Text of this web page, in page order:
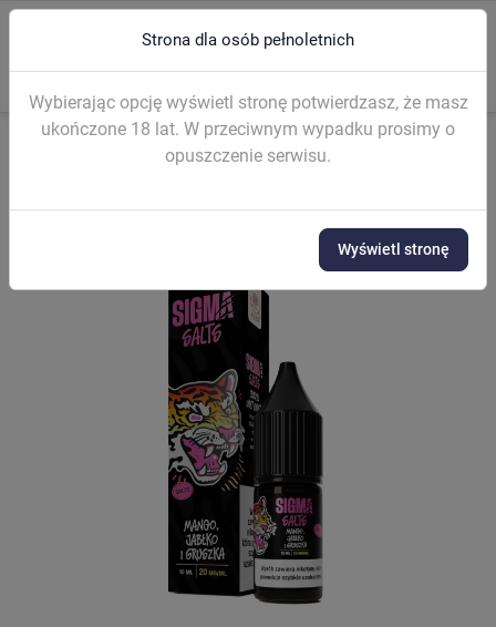
PŁYNY DO E-PAPIEROSÓW
Strona dla osób pełnoletnich
Wybierając opcję wyświetl stronę potwierdzasz, że masz
ukończone 18 lat. W przeciwnym wypadku prosimy o
opuszczenie serwisu.
Wyświetl stronę